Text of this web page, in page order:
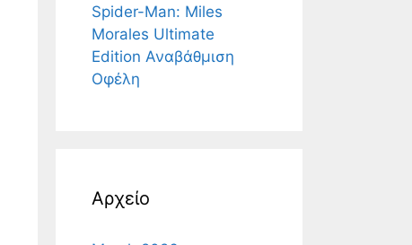
Spider-Man: Miles
Morales Ultimate
Edition Αναβάθμιση
Οφέλη
Αρχείο